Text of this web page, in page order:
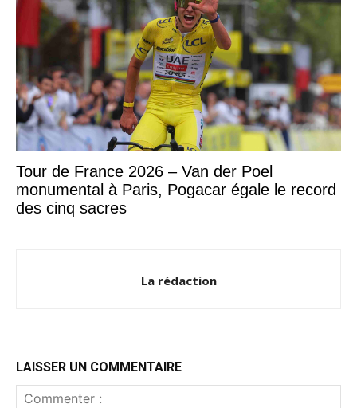
Tour de France 2026 – Van der Poel
monumental à Paris, Pogacar égale le record
des cinq sacres
La rédaction
LAISSER UN COMMENTAIRE